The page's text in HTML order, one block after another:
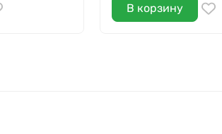
В корзину